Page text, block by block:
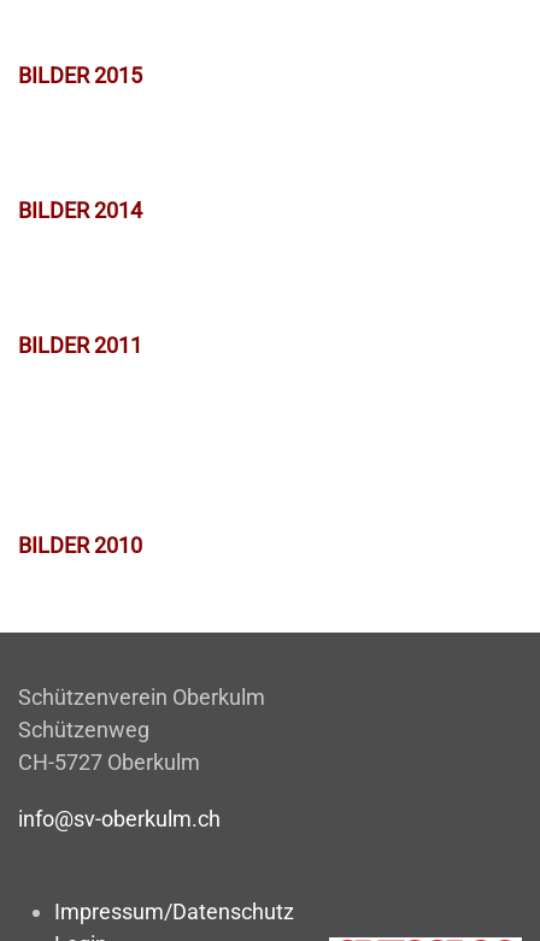
BILDER 2015
BILDER 2014
BILDER 2011
BILDER 2010
Schützenverein Oberkulm
Schützenweg
CH-5727 Oberkulm
info@sv-oberkulm.ch
Impressum/Datenschutz